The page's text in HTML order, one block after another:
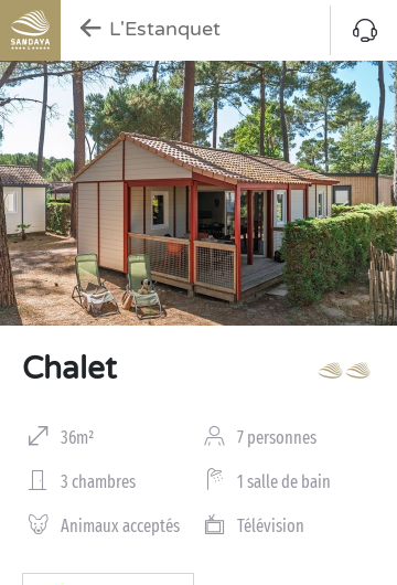
L'Estanquet
Chalet
36m² 7 personnes
3 chambres 1 salle de bain
Animaux acceptés Télévision